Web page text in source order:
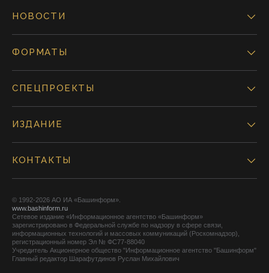
НОВОСТИ
ФОРМАТЫ
СПЕЦПРОЕКТЫ
ИЗДАНИЕ
КОНТАКТЫ
© 1992-2026 АО ИА «Башинформ».
www.bashinform.ru
Сетевое издание «Информационное агентство «Башинформ»
зарегистрировано в Федеральной службе по надзору в сфере связи,
информационных технологий и массовых коммуникаций (Роскомнадзор),
регистрационный номер Эл № ФС77-88040
Учредитель Акционерное общество "Информационное агентство "Башинформ"
Главный редактор Шарафутдинов Руслан Михайлович